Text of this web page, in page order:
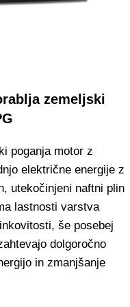
zemeljski
poganja motor z
električne energije z
utekočinjeni naftni plin
lastnosti varstva
še posebej
dolgoročno
in zmanjšanje